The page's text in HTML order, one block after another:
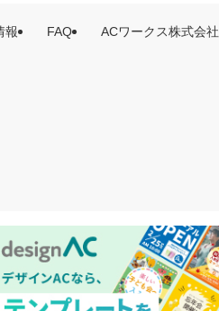
報 FAQ ACワークス株式会社